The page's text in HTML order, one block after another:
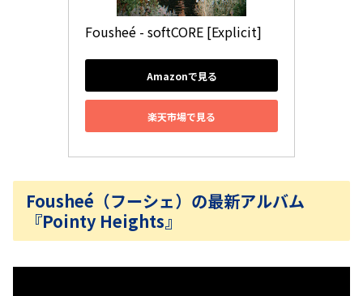
Fousheé - softCORE [Explicit]
Amazonで見る
楽天市場で見る
Fousheé（フーシェ）の最新アルバム
『Pointy Heights』